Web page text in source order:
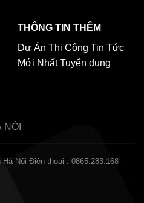
THÔNG TIN THÊM
Dự Án Thi Công Tin Tức
Mới Nhất Tuyển dụng
NỘI
Hà Nội Điện thoại : 0865.283.168